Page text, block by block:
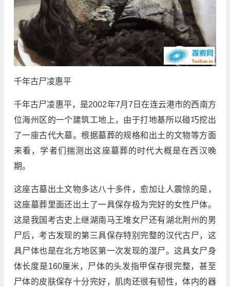
千年古尸凌惠平
千年古尸凌惠平，是2002年7月7日在连云港市的西南方
位海州区的一个建筑工地上，由于打地基所以碰巧挖出
了一座古代大墓。根据墓葬的规格和出土的文物等方面
来看，学者们揣测出这座墓葬的时代大概是在西汉晚
期。
这座古墓出土文物多达八十多件，愈加让人震惊的是，
这座墓葬里面还出土了一具保存极为完好的女性尸体。
这是我国考古史上继湖南马王堆女尸还有湖北荆州的男
尸后，考古发现的第三具保存特别完整的汉代古尸，这
具尸体也是在北方地区第一次发现的湿尸。这具女尸身
体长度是160厘米，尸体的头发指甲保存很完整，甚至
尸体的皮肤保存十分完好，肌肉还很有韧性，体内的器